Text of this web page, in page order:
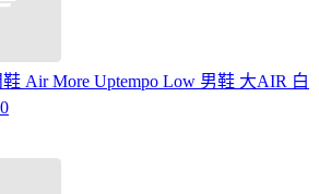
Air More Uptempo Low 男鞋 大AIR 白